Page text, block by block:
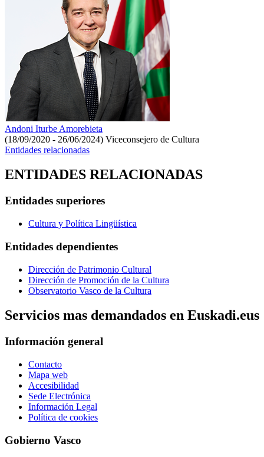
Andoni Iturbe Amorebieta
(18/09/2020 - 26/06/2024) Viceconsejero de Cultura
Entidades relacionadas
ENTIDADES RELACIONADAS
Entidades superiores
Cultura y Política Lingüística
Entidades dependientes
Dirección de Patrimonio Cultural
Dirección de Promoción de la Cultura
Observatorio Vasco de la Cultura
Servicios mas demandados en Euskadi.eus
Información general
Contacto
Mapa web
Accesibilidad
Sede Electrónica
Información Legal
Política de cookies
Gobierno Vasco